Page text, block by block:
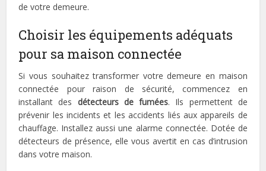
de votre demeure.
Choisir les équipements adéquats
pour sa maison connectée
Si vous souhaitez transformer votre demeure en maison
connectée pour raison de sécurité, commencez en
installant des détecteurs de fumées. Ils permettent de
prévenir les incidents et les accidents liés aux appareils de
chauffage. Installez aussi une alarme connectée. Dotée de
détecteurs de présence, elle vous avertit en cas d’intrusion
dans votre maison.